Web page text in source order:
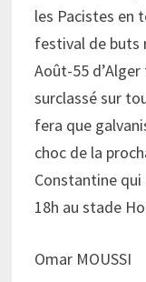
les Pacistes en
festival de buts
Août-55
surclassé sur
fera que
choc de la
Constantine qui
18h au stade
Omar MOUSSI